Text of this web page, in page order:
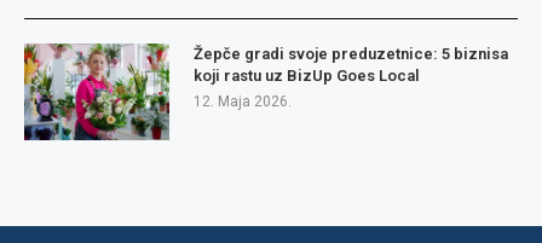
Žepče gradi svoje preduzetnice: 5 biznisa
koji rastu uz BizUp Goes Local
12. Maja 2026.